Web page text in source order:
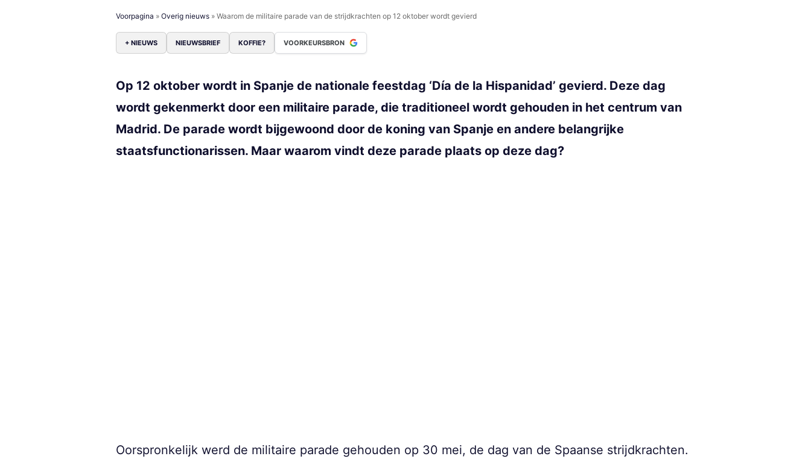
Voorpagina » Overig nieuws » Waarom de militaire parade van de strijdkrachten op 12 oktober wordt gevierd
+ NIEUWS NIEUWSBRIEF KOFFIE? VOORKEURSBRON
Op 12 oktober wordt in Spanje de nationale feestdag ‘Día de la Hispanidad’ gevierd. Deze dag
wordt gekenmerkt door een militaire parade, die traditioneel wordt gehouden in het centrum van
Madrid. De parade wordt bijgewoond door de koning van Spanje en andere belangrijke
staatsfunctionarissen. Maar waarom vindt deze parade plaats op deze dag?
Oorspronkelijk werd de militaire parade gehouden op 30 mei, de dag van de Spaanse strijdkrachten.